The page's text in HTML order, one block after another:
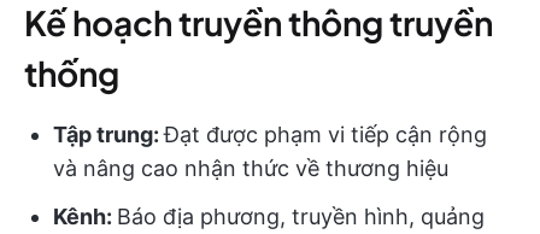
Kế hoạch truyền thông truyền
thống
Tập trung:Đạt được phạm vi tiếp cận rộng
và nâng cao nhận thức về thương hiệu
Kênh: Báo địa phương, truyền hình, quảng